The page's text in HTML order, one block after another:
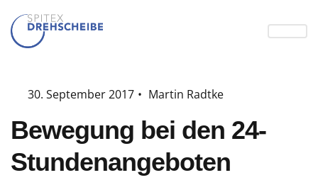
30. September 2017 • Martin Radtke
Bewegung bei den 24-
Stundenangeboten